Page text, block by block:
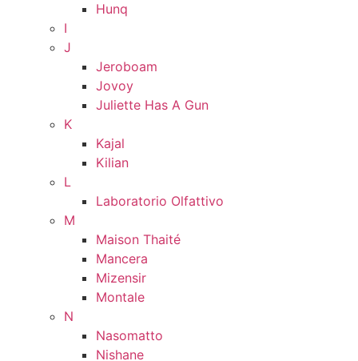
Hunq
I
J
Jeroboam
Jovoy
Juliette Has A Gun
K
Kajal
Kilian
L
Laboratorio Olfattivo
M
Maison Thaité
Mancera
Mizensir
Montale
N
Nasomatto
Nishane